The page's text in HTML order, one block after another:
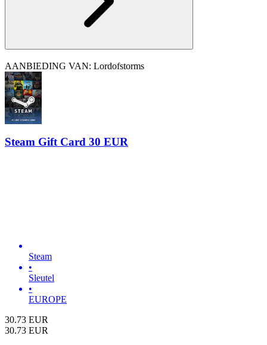
AANBIEDING VAN: Lordofstorms
Steam Gift Card 30 EUR
Steam
•
Sleutel
•
EUROPE
30.73 EUR
30.73 EUR